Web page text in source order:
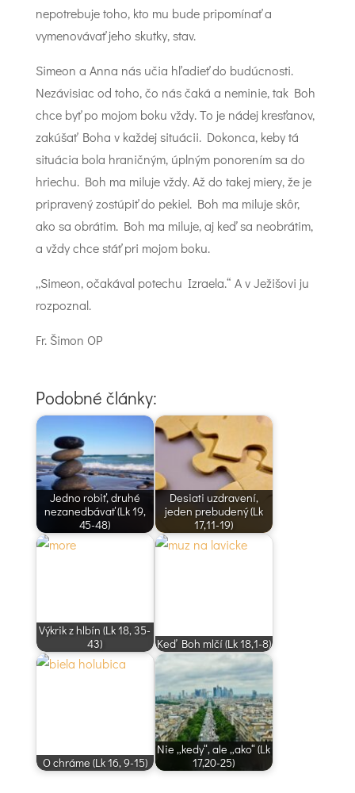
nepotrebuje toho, kto mu bude pripomínať a
vymenovávať jeho skutky, stav.
Simeon a Anna nás učia hľadieť do budúcnosti.
Nezávisiac od toho, čo nás čaká a neminie, tak Boh
chce byť po mojom boku vždy. To je nádej kresťanov,
zakúšať Boha v každej situácii. Dokonca, keby tá
situácia bola hraničným, úplným ponorením sa do
hriechu. Boh ma miluje vždy. Až do takej miery, že je
pripravený zostúpiť do pekiel. Boh ma miluje skôr,
ako sa obrátim. Boh ma miluje, aj keď sa neobrátim,
a vždy chce stáť pri mojom boku.
„Simeon, očakával potechu Izraela.“ A v Ježišovi ju
rozpoznal.
Fr. Šimon OP
Podobné články:
Jedno robiť, druhé
nezanedbávať (Lk 19,
45-48)
Desiati uzdravení,
jeden prebudený (Lk
17,11-19)
Výkrik z hlbín (Lk 18, 35-
43)
Keď Boh mlčí (Lk 18,1-8)
O chráme (Lk 16, 9-15)
Nie „kedy“, ale „ako“ (Lk
17,20-25)